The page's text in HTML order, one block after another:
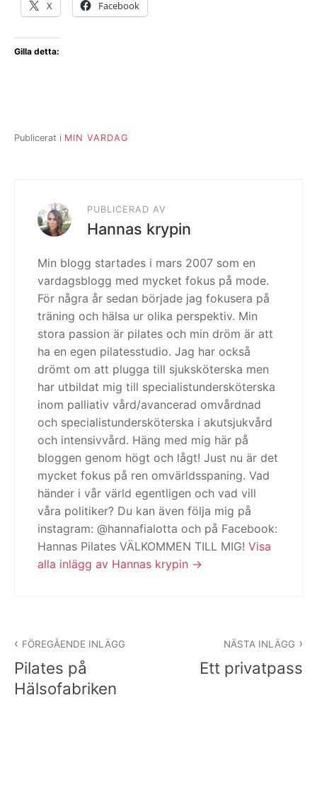
X Facebook
Gilla detta:
Publicerat i MIN VARDAG
PUBLICERAD AV
Hannas krypin
Min blogg startades i mars 2007 som en
vardagsblogg med mycket fokus på mode.
För några år sedan började jag fokusera på
träning och hälsa ur olika perspektiv. Min
stora passion är pilates och min dröm är att
ha en egen pilatesstudio. Jag har också
drömt om att plugga till sjuksköterska men
har utbildat mig till specialistundersköterska
inom palliativ vård/avancerad omvårdnad
och specialistundersköterska i akutsjukvård
och intensivvård. Häng med mig här på
bloggen genom högt och lågt! Just nu är det
mycket fokus på ren omvärldsspaning. Vad
händer i vår värld egentligen och vad vill
våra politiker? Du kan även följa mig på
instagram: @hannafialotta och på Facebook:
Hannas Pilates VÄLKOMMEN TILL MIG! Visa
alla inlägg av Hannas krypin
FÖREGÅENDE INLÄGG
Pilates på
Hälsofabriken
NÄSTA INLÄGG
Ett privatpass